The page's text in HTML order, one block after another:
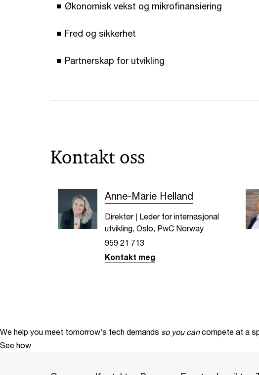
Økonomisk vekst og mikrofinansiering
Fred og sikkerhet
Partnerskap for utvikling
Kontakt oss
Anne-Marie Helland
Direktør | Leder for internasjonal
utvikling, Oslo, PwC Norway
959 21 713
Kontakt meg
We help you meet tomorrow’s tech demands so you can compete at a
See how